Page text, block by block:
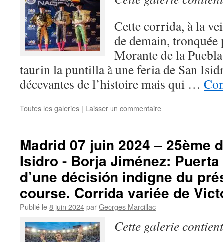
Cette corrida, à la
de demain, tronquée
Morante de la
taurin la puntilla à une feria de San
décevantes de l’histoire mais qui …
Toutes les galeries | Laisser un commentaire
Madrid 07 juin 2024 – 25ème
Isidro - Borja Jiménez:
d’une décisión indigne du
course. Corrida variée de
Publié le8 juin 2024parGeorges Marcillac
Cette galerie